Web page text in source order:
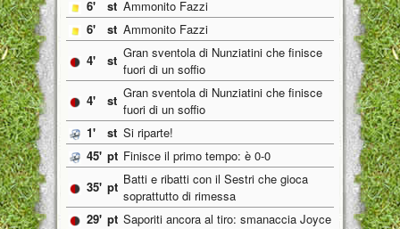
6' st Ammonito Fazzi
6'
st Ammonito Fazzi
4'
st Gran sventola di Nunziatini che finisce
fuori di un soffio
4'
st Gran sventola di Nunziatini che finisce
fuori di un soffio
1'
st Si riparte!
45' pt Finisce il primo tempo: è 0-0
35' pt Batti e ribatti con il Sestri che gioca
soprattutto di rimessa
29' pt Saporiti ancora al tiro: smanaccia Joyce